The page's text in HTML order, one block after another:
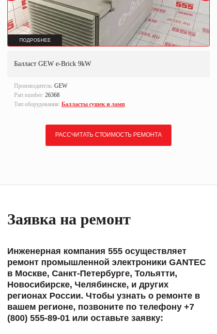
ПОДРОБНЕЕ
Балласт GEW e-Brick 9kW
Производитель: GEW
Part number: 26368
Тип оборудования: Балласты сушек и ламп
РАССЧИТАТЬ СТОИМОСТЬ РЕМОНТА
Заявка на ремонт
Инженерная компания 555 осуществляет
ремонт промышленной электроники GANTEC
в Москве, Санкт-Петербурге, Тольятти,
Новосибирске, Челябинске, и других
регионах России. Чтобы узнать о ремонте в
вашем регионе, позвоните по телефону +7
(800) 555-89-01 или оставьте заявку: